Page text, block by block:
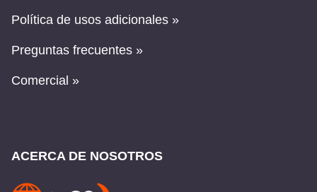
Política de usos adicionales »
Preguntas frecuentes »
Comercial »
ACERCA DE NOSOTROS